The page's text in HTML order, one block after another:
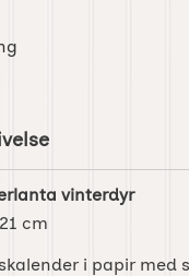
vinterdyr
cm
i papir med